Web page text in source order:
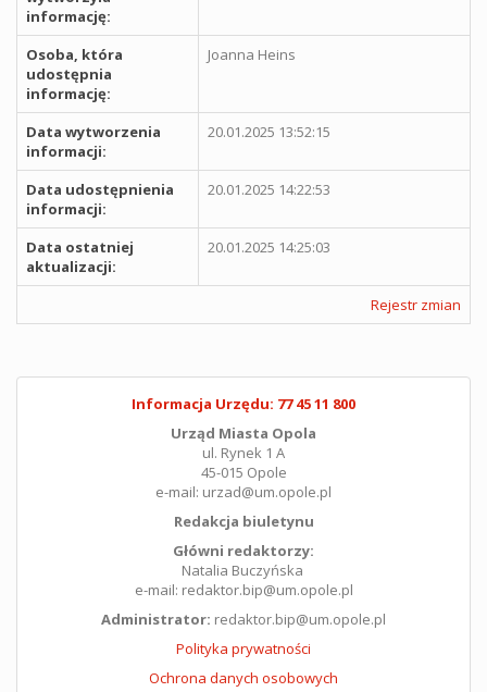
informację:
Osoba, która
udostępnia
informację:
Joanna Heins
Data wytworzenia
informacji:
20.01.2025 13:52:15
Data udostępnienia
informacji:
20.01.2025 14:22:53
Data ostatniej
aktualizacji:
20.01.2025 14:25:03
Rejestr zmian
Informacja Urzędu: 77 45 11 800
Urząd Miasta Opola
ul. Rynek 1 A
45-015 Opole
e-mail: urzad@um.opole.pl
Redakcja biuletynu
Główni redaktorzy:
Natalia Buczyńska
e-mail: redaktor.bip@um.opole.pl
Administrator: redaktor.bip@um.opole.pl
Polityka prywatności
Ochrona danych osobowych